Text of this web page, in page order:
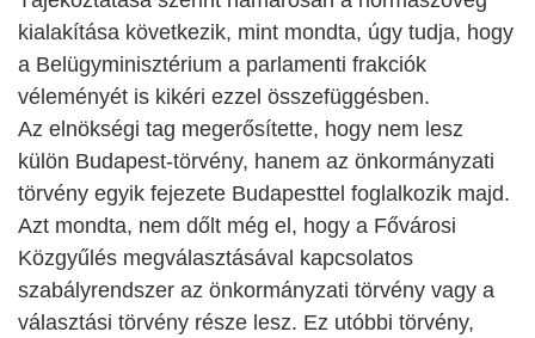
kialakítása következik, mint mondta, úgy tudja, hogy
a Belügyminisztérium a parlamenti frakciók
véleményét is kikéri ezzel összefüggésben.
Az elnökségi tag megerősítette, hogy nem lesz
külön Budapest-törvény, hanem az önkormányzati
törvény egyik fejezete Budapesttel foglalkozik majd.
Azt mondta, nem dőlt még el, hogy a Fővárosi
Közgyűlés megválasztásával kapcsolatos
szabályrendszer az önkormányzati törvény vagy a
választási törvény része lesz. Ez utóbbi törvény,